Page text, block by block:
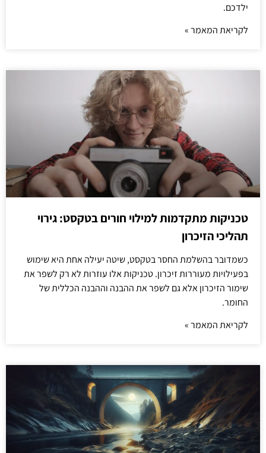
ילדכם.
לקריאת המאמר »
טכניקות מתקדמות למילוי חורים בטקסט: גירוי
תהליכי הזיכרון
כשמדובר בהשלמת החסר בטקסט, שיטה יעילה אחת היא שימוש
בפעילויות מעוררות זיכרון. טכניקות אלו עוזרות לא רק לשפר את
שימור הזיכרון אלא גם לשפר את ההבנה וההבנה הכללית של
החומר.
לקריאת המאמר »